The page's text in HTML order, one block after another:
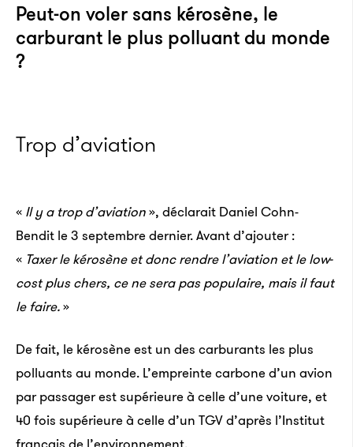
Peut-on voler sans kérosène, le
carburant le plus polluant du monde
?
Trop d’aviation
« Il y a trop d’aviation», déclarait Daniel Cohn-
Bendit le 3 septembre dernier. Avant d’ajouter :
« Taxer le kérosène et donc rendre l’aviation et le low-
cost plus chers, ce ne sera pas populaire, mais il faut
le faire.»
De fait, le kérosène est un des carburants les plus
polluants au monde. L’empreinte carbone d’un avion
par passager est supérieure à celle d’une voiture, et
40 fois supérieure à celle d’un TGV d’après l’Institut